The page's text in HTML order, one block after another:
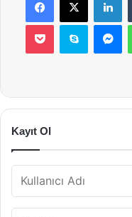
Pocket Skype
Kayıt Ol